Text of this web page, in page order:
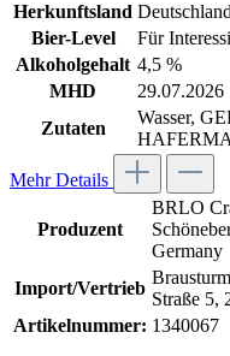
Herkunftsland Deutschland
Bier-Level
Für
Alkoholgehalt 4,5 %
MHD
29.07.2026
Zutaten
Wasser,
Mehr Details
Produzent
BRLO
Germany
Import/Vertrieb
Straße 5,
Artikelnummer: 1340067